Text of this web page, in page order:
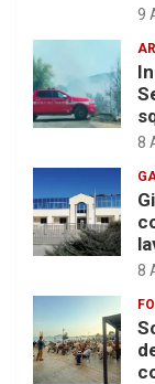
9
8
8